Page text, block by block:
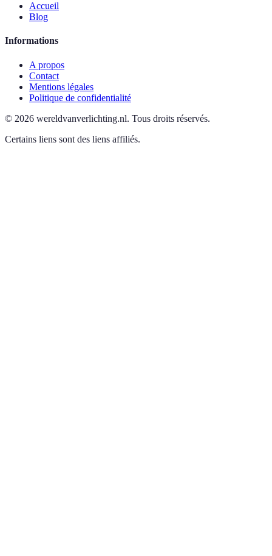
Accueil
Blog
Informations
A propos
Contact
Mentions légales
Politique de confidentialité
© 2026 wereldvanverlichting.nl. Tous droits réservés.
Certains liens sont des liens affiliés.